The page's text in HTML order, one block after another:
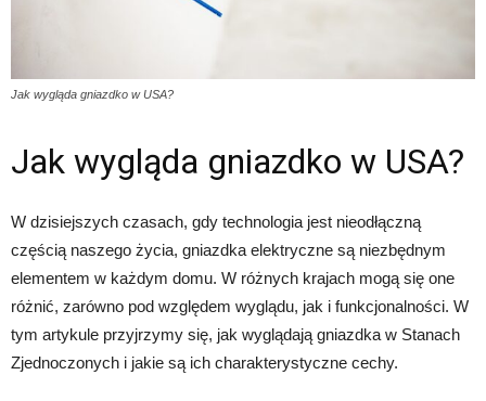
Jak wygląda gniazdko w USA?
Jak wygląda gniazdko w USA?
W dzisiejszych czasach, gdy technologia jest nieodłączną
częścią naszego życia, gniazdka elektryczne są niezbędnym
elementem w każdym domu. W różnych krajach mogą się one
różnić, zarówno pod względem wyglądu, jak i funkcjonalności. W
tym artykule przyjrzymy się, jak wyglądają gniazdka w Stanach
Zjednoczonych i jakie są ich charakterystyczne cechy.